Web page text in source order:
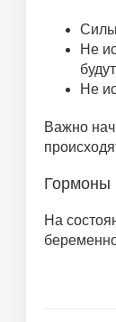
Не
Не
Важно
Гормоны
На